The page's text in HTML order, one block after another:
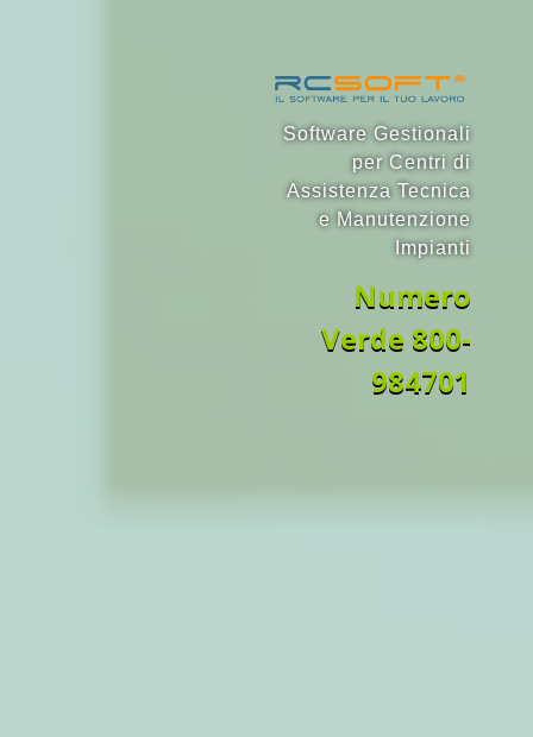
Software Gestionali
per Centri di
Assistenza Tecnica
e Manutenzione
Impianti
Numero
Verde 800-
984701